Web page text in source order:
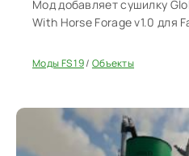
Мод добавляет сушилку
With Horse Forage v1.0 для
Моды FS 19/ Объекты